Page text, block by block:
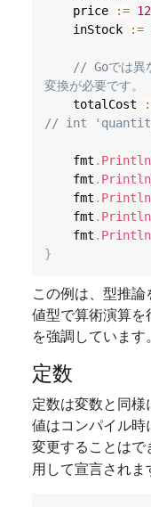
	price
:=
	inStock
:=
// Goでは異
変換が必要です。
	totalCost
// int 'quantity'
	fmt
. Println
	fmt
. Println
	fmt
. Println
	fmt
. Println
	fmt
. Println
}
この例は、型推
値型で算術演算を
を強調しています。
定数
定数は変数と同
値はコンパイル時
変更することはで
用して宣言されま